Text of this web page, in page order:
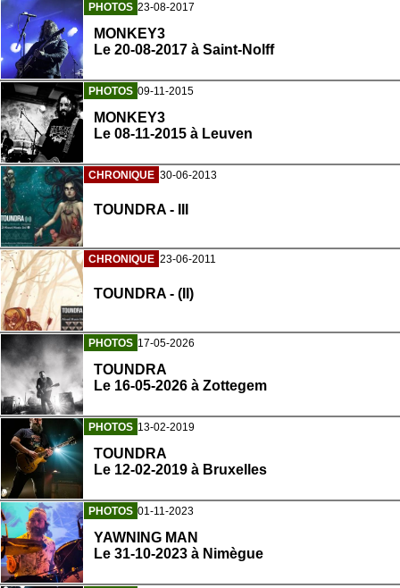
PHOTOS 23-08-2017
MONKEY3
Le 20-08-2017 à Saint-Nolff
PHOTOS 09-11-2015
MONKEY3
Le 08-11-2015 à Leuven
CHRONIQUE 30-06-2013
TOUNDRA - III
CHRONIQUE 23-06-2011
TOUNDRA - (II)
PHOTOS 17-05-2026
TOUNDRA
Le 16-05-2026 à Zottegem
PHOTOS 13-02-2019
TOUNDRA
Le 12-02-2019 à Bruxelles
PHOTOS 01-11-2023
YAWNING MAN
Le 31-10-2023 à Nimègue